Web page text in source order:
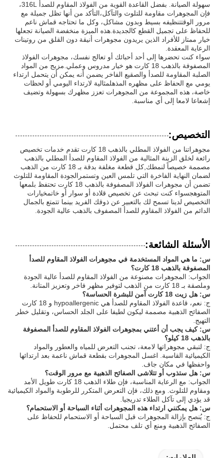
سهولة الصيانة. بفضل القاعدة القوية من الفولاذ المقاوم للصدأ 316L،
فإن المجوهرات مقاومة للتلوث والتآكل،التأكد من أنها تظل جميلة مع
مرور الوقتتنظيفه بسيط وبدون مشاكل، وكل ما تحتاجه قماش ناعم
للحفاظ على تجميل القطع كالجديدة.هذه الميزة منخفضة الصيانة تجعلها
خيار ممتاز للأفراد الذين يريدون مجوهرات أنيقة دون القلق من روتينات
الرعاية المعقدة.
سواء كنت تحضرها إلى أحد أحبائك أو تعالج نفسك، مجوهرات الفولاذ
المصفوفة بالذهب 18 كارت هو خيار مدروس وعملي.مزيج من المواد
الصلبة المقاومة للصدأ والصقيع الفاخر يضمن أنه يمكن أن يتحمل ارتداء
يومي مع الحفاظ على مظهره المذهلمثالية لارتداء اليومي أو لحظات
خاصة، هذه المجموعة من المجوهرات تعزز مظهرك بسهولة وتضيف
إشعاعا لامعا إلى أي مناسبة.
التخصيص:
مجوهراتنا من الفولاذ المطلي بالذهب 18 كارت تقدم خدمات تخصيص
رائعة لخلق الزينة المثالية من الفولاذ المقاوم للصدأ المطلي بالذهب
مصممة خصيصاً لنمطك,كل قطعة مغلفة بدقة بـ 18 كارت من الذهب
لضمان النهاية الفاخرة التي تلمس العين وتستمرالجودة المقاومة للتلوث
تضمن أن مجوهرات الفولاذ المصفوفة بالذهب 18 كارت تحتفظ بلمعها
المتوهجسواء كنت تبحث عن تخصيص قلادة أو سوار أو خاتمخيارات
التخصيص لدينا تسمح لك بالتعبير عن ذوقك الفريد بينما تتمتع بالجمال
الدائم من الفولاذ المقاوم للصدأ المصفوف بالذهب عالية الجودة.
الأسئلة الشائعة:
س: ما هي المواد المستخدمة في مجوهرات الفولاذ المقاوم للصدأ
المصفوفة بالذهب 18 كارت؟
الجواب: المجوهرات مصنوعة من الفولاذ المقاوم للصدأ عالية الجودة
وملصقة بـ 18 كارت من الذهب لتوفير مظهر فاخر وتعزيز المتانة.
س: هل زيت 18 كارت آمن للبشرة الحساسة؟
ج: نعم، قاعدة الفولاذ المقاوم للصدأ هي hypoallergenic و 18 كارت
الصفائح الذهبية مصممة ليكون لطيفا على الجلد الحساس، وتقليل خطر
التهيج.
س: كيف يجب أن أعتني بمجوهرات الفولاذ المقاوم للصدأ المصفوفة
بالذهب 18 كيلو؟
ج: لتبقي مجوهراتها لامعة، تجنب التعرض للمياه والعطور والمواد
الكيميائية القاسية. اغسل المجوهرات بقطعة قماش ناعمة بعد ارتدائها
واحفظها في مكان جاف.
س: هل ستذوب أو تتلاشى الصفائح الذهبية مع مرور الوقت؟
الجواب: مع الرعاية المناسبة، فإن طلاء الذهب 18 كارت طويل الأمد
ومقاوم للتلوث. ومع ذلك، فإن التعرض المتكرر للرطوبة والمواد الكيميائية
قد يؤدي إلى تآكل الطلاء تدريجيا.
س: هل يمكنني ارتداء هذه المجوهرات أثناء السباحة أو الاستحمام؟
ج: يُنصح بإزالة المجوهرات قبل السباحة أو الاستحمام للحفاظ على
الصفائح الذهبية ومنع أي تلف محتمل.